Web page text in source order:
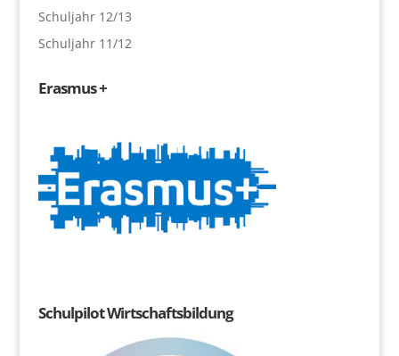
Schuljahr 12/13
Schuljahr 11/12
Erasmus +
Schulpilot Wirtschaftsbildung